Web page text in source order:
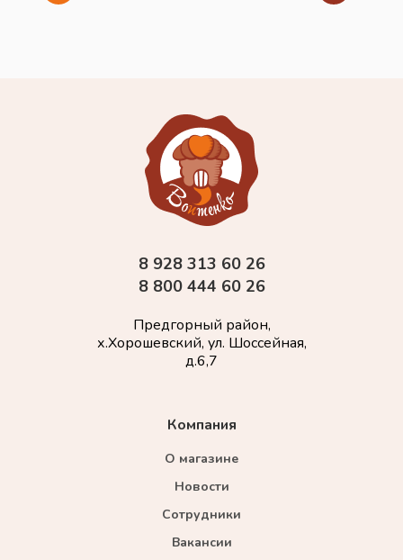
Компания
О магазине
Новости
Сотрудники
Вакансии
8 928 313 60 26
8 800 444 60 26
Предгорный район,
х.Хорошевский, ул. Шоссейная,
д.6,7